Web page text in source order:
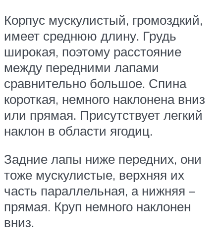
Корпус мускулистый, громоздкий,
имеет среднюю длину. Грудь
широкая, поэтому расстояние
между передними лапами
сравнительно большое. Спина
короткая, немного наклонена вниз
или прямая. Присутствует легкий
наклон в области ягодиц.
Задние лапы ниже передних, они
тоже мускулистые, верхняя их
часть параллельная, а нижняя –
прямая. Круп немного наклонен
вниз.